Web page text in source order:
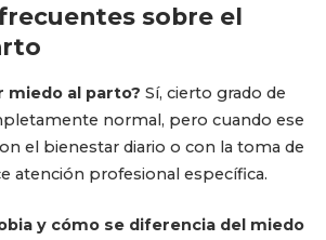
sobre el
miedo al parto? Sí, cierto grado de
normal, pero cuando ese
el bienestar diario o con la toma de
atención profesional específica.
y cómo se diferencia del miedo